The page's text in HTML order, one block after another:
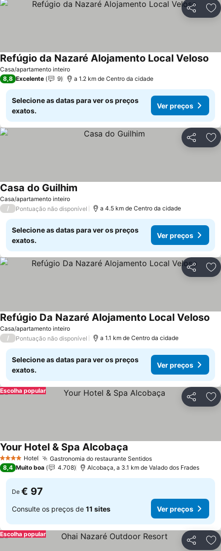
Partilhar
Casa/apartamento inteiro
Refúgio da Nazaré Alojamento Local Veloso
8,8 Excelente 9 a 1.2 km de Centro da cidade
Selecione as datas para ver os preços
exatos.
Ver preços
Partilhar
Casa/apartamento inteiro
Casa do Guilhim
/ Pontuação não disponível a 4.5 km de Centro da cidade
Selecione as datas para ver os preços
exatos.
Ver preços
Partilhar
Casa/apartamento inteiro
Refúgio Da Nazaré Alojamento Local Veloso
/ Pontuação não disponível a 1.1 km de Centro da cidade
Selecione as datas para ver os preços
exatos.
Ver preços
Partilhar
Escolha popular
4 EstrelasHotel Gastronomia do restaurante Sentidos
Your Hotel & Spa Alcobaça
8,4 Muito boa 4.708 Alcobaça, a 3.1 km de Valado dos Frades
De € 97
Consulte os preços de 11 sites Ver preços
Partilhar
Escolha popular